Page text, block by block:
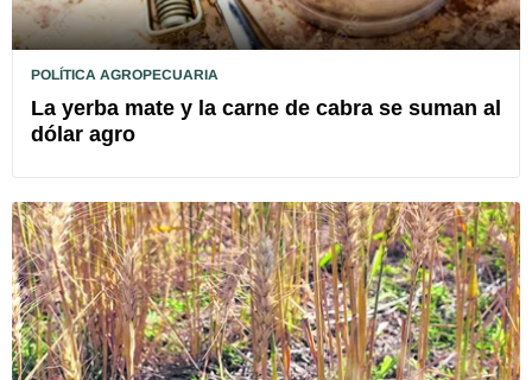
POLÍTICA AGROPECUARIA
La yerba mate y la carne de cabra se suman al
dólar agro